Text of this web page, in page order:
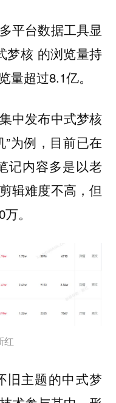
平台数据工具显
梦核 的浏览量持
超过8.1亿。
中发布中式梦核
”为例，目前已在
记内容多是以老
辑难度不高，但
。
红
旧主题的中式梦